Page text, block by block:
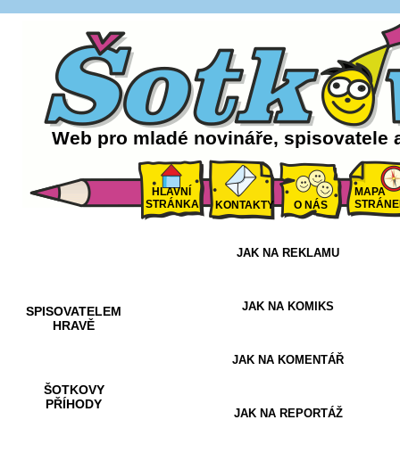
Web pro mladé novináře, spisovatele
HLAVNÍ
STRÁNKA
KONTAKTY O NÁS
MAPA
SPISOVATELEM
HRAVĚ
ŠOTKOVY
PŘÍHODY
JAK NA REKLAMU
JAK NA KOMIKS
JAK NA KOMENTÁŘ
JAK NA REPORTÁŽ